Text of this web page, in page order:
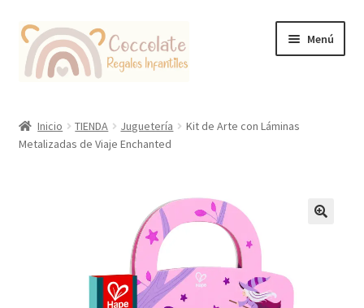
Ir
la
Ir
contenido
Menú
Coccolate Puericultura y Juguetería Educativa
Inicio TIENDA Juguetería
Kit de Arte con Láminas
Metalizadas de Viaje Enchanted